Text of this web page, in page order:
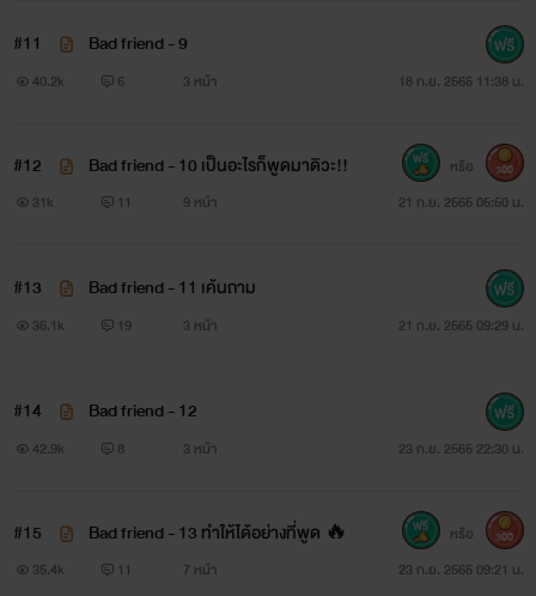
#11 Bad friend - 9
40.2k 6 3 หน้า 18 ก.ย. 2565 11:38 น.
#12 Bad friend - 10 เป็นอะไรก็พูดมาดิวะ!!
31k 11 9 หน้า 21 ก.ย. 2565 05:50 น.
หรือ 300
#13 Bad friend - 11 เค้นถาม
36.1k 19 3 หน้า 21 ก.ย. 2565 09:29 น.
#14 Bad friend - 12
42.9k 8 3 หน้า 23 ก.ย. 2565 22:30 น.
#15 Bad friend - 13 ทำให้ได้อย่างที่พูด 🔥
35.4k 11 7 หน้า 23 ก.ย. 2565 09:21 น.
หรือ 300